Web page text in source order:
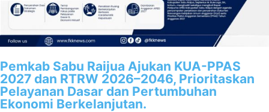
Pemkab Sabu Raijua Ajukan KUA-PPAS
2027 dan RTRW 2026–2046, Prioritaskan
Pelayanan Dasar dan Pertumbuhan
Ekonomi Berkelanjutan.